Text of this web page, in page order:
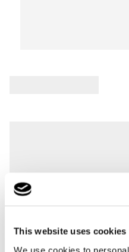
This website uses cookies
We use cookies to